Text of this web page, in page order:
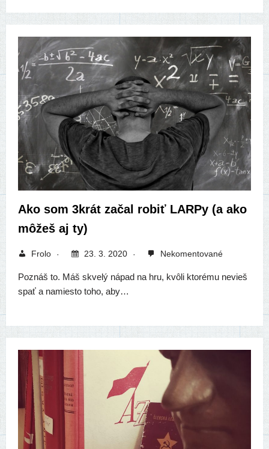
Ako som 3krát začal robiť LARPy (a ako
môžeš aj ty)
Frolo 23. 3. 2020 Nekomentované
Poznáš to. Máš skve­lý nápad na hru, kvô­li kto­ré­mu nevieš
spať a namies­to toho, aby…